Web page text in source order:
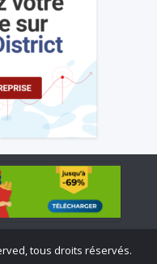
tous droits réservés.